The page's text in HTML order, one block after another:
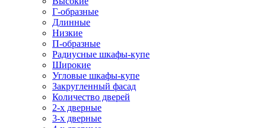
Г-образные
Длинные
Низкие
П-образные
Радиусные шкафы-купе
Широкие
Угловые шкафы-купе
Закругленный фасад
Количество дверей
2-х дверные
3-х дверные